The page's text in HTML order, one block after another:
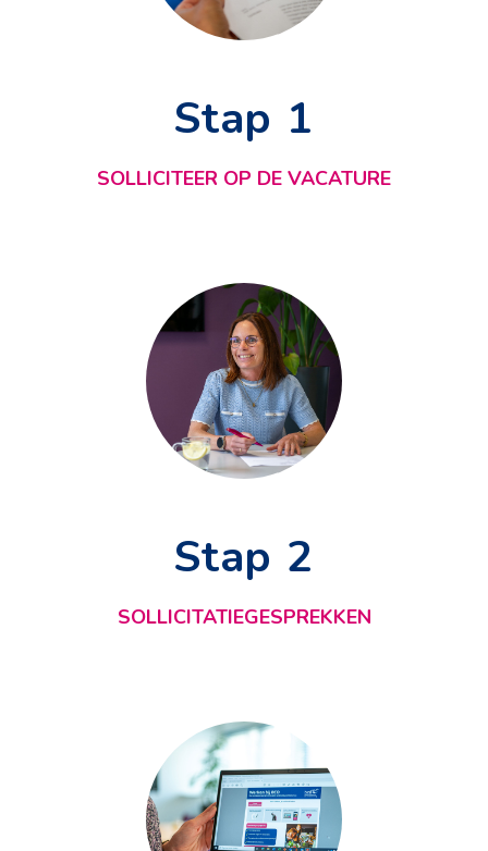
Stap 1
SOLLICITEER OP DE VACATURE
Stap 2
SOLLICITATIEGESPREKKEN